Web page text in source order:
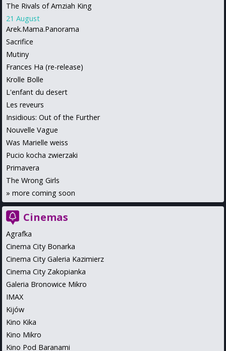
The Rivals of Amziah King
21 August
Arek.Mama.Panorama
Sacrifice
Mutiny
Frances Ha (re-release)
Krolle Bolle
L'enfant du desert
Les reveurs
Insidious: Out of the Further
Nouvelle Vague
Was Marielle weiss
Pucio kocha zwierzaki
Primavera
The Wrong Girls
» more coming soon
Cinemas
Agrafka
Cinema City Bonarka
Cinema City Galeria Kazimierz
Cinema City Zakopianka
Galeria Bronowice Mikro
IMAX
Kijów
Kino Kika
Kino Mikro
Kino Pod Baranami